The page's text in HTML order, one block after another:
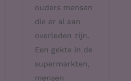
ouders mensen
die er al aan
overleden zijn.
Een gekte in de
supermarkten,
mensen